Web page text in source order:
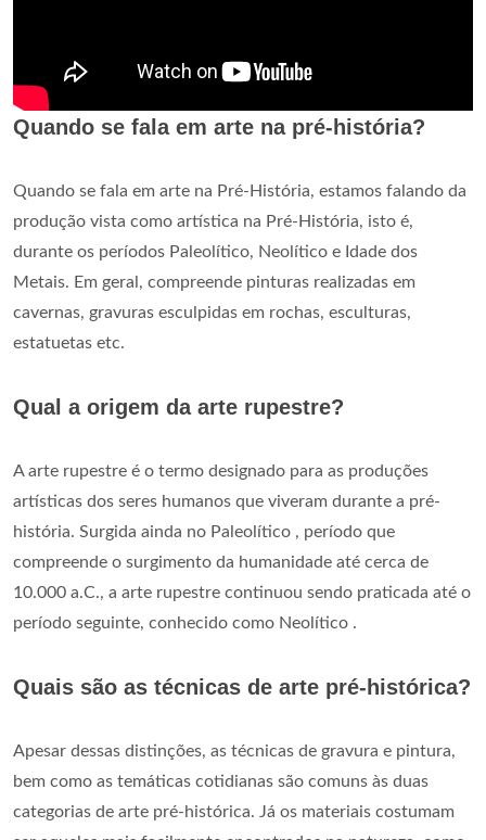
Quando se fala em arte na pré-história?
Quando se fala em arte na Pré-História, estamos falando da
produção vista como artística na Pré-História, isto é,
durante os períodos Paleolítico, Neolítico e Idade dos
Metais. Em geral, compreende pinturas realizadas em
cavernas, gravuras esculpidas em rochas, esculturas,
estatuetas etc.
Qual a origem da arte rupestre?
A arte rupestre é o termo designado para as produções
artísticas dos seres humanos que viveram durante a pré-
história. Surgida ainda no Paleolítico , período que
compreende o surgimento da humanidade até cerca de
10.000 a.C., a arte rupestre continuou sendo praticada até o
período seguinte, conhecido como Neolítico .
Quais são as técnicas de arte pré-histórica?
Apesar dessas distinções, as técnicas de gravura e pintura,
bem como as temáticas cotidianas são comuns às duas
categorias de arte pré-histórica. Já os materiais costumam